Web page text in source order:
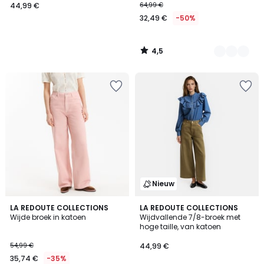
44,99 €
64,99 €
32,49 € -50%
4,5
/
LA REDOUTE COLLECTIONS
Wijde broek in katoen
54,99 €
35,74 € -35%
4,3
/ 5
2
Kleuren
Nieuw
LA REDOUTE COLLECTIONS
Wijdvallende 7/8-broek met
hoge taille, van katoen
44,99 €
2
Kleuren